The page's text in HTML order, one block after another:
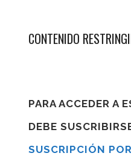
CONTENIDO
PARA ACCEDER A
DEBE
SUSCRIPCIÓN